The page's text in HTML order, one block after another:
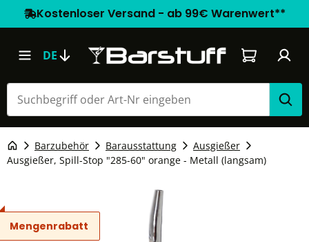
Kostenloser Versand - ab 99€ Warenwert**
DE Warenkorb
Barzubehör Barausstattung
Ausgießer
Ausgießer, Spill-Stop "285-60" orange - Metall (langsam)
Mengenrabatt